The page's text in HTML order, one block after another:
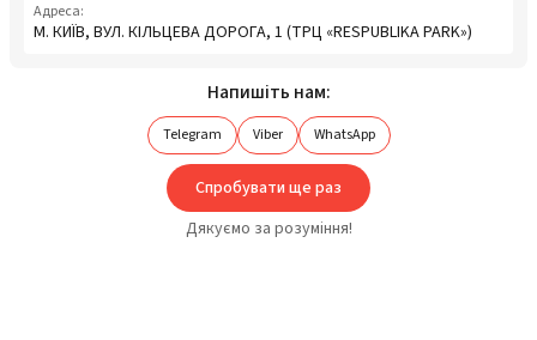
Адреса:
М. КИЇВ, ВУЛ. КІЛЬЦЕВА ДОРОГА, 1 (ТРЦ «RESPUBLIKA PARK»)
Напишіть нам:
Telegram Viber WhatsApp
Спробувати ще раз
Дякуємо за розуміння!